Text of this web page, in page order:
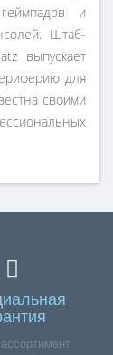
и
Штаб-
выпускает
для
своими